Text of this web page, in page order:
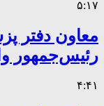
۵:۱۷
معاون دفتر
رئیس‌جمهور
۴:۴۱